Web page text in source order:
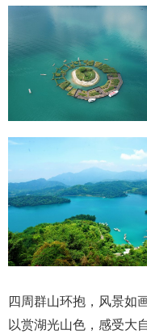
四周群山环抱，风景如
以赏湖光山色，感受大